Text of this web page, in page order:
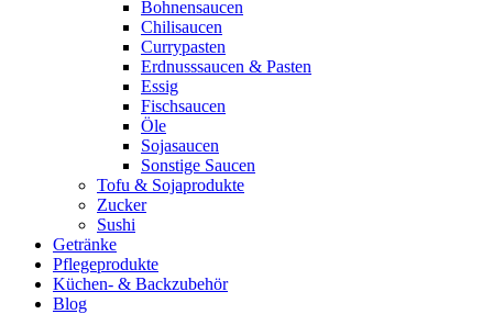
Bohnensaucen
Chilisaucen
Currypasten
Erdnusssaucen & Pasten
Essig
Fischsaucen
Öle
Sojasaucen
Sonstige Saucen
Tofu & Sojaprodukte
Zucker
Sushi
Getränke
Pflegeprodukte
Küchen- & Backzubehör
Blog